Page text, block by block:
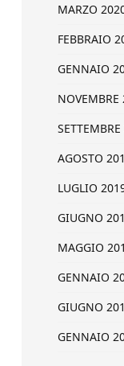
MARZO
FEBBRAIO
GENNAIO
NOVEMBRE
AGOSTO
LUGLIO
GIUGNO
MAGGIO
GENNAIO
GIUGNO
GENNAIO